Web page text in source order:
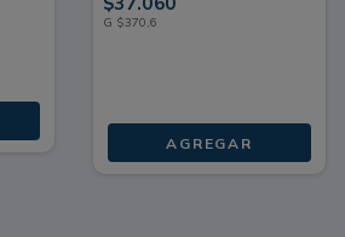
G $370,6
AGREGAR